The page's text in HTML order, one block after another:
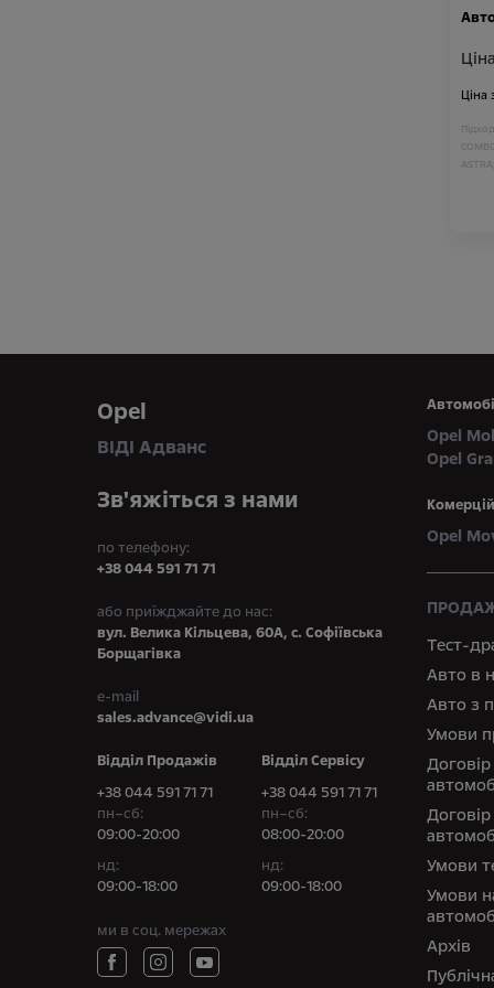
Ціна
ASTRA;
Opel
ВІДІ Адванс
Зв'яжіться з нами
по телефону:
+38 044 591 71 71
або приїжджайте до нас:
вул. Велика Кільцева, 60А, с. Софіївська
Борщагівка
e-mail
sales.advance@vidi.ua
Відділ Продажів
+38 044 591 71 71
пн–сб:
09:00-20:00
нд:
09:00-18:00
Відділ Сервісу
+38 044 591 71 71
пн–сб:
08:00-20:00
нд:
09:00-18:00
ми в соц. мережах
Opel
Opel
Opel
Тест-
Авто в
Авто з
Умови
Умови
Умови
Архів